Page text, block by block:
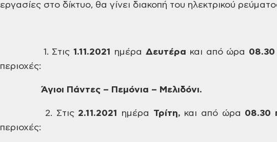
εργασίες στο δίκτυο, θα γίνει διακοπή του ηλεκτρικού
1. Στις1 .11.2021 ημέρα Δευτέρα και από ώρα 08.30
περιοχές:
Άγιοι Πάντες – Πεμόνια – Μελιδόνι.
2. Στις 2.11.2021 ημέρα Τρίτη, και από ώρα 08.30
περιοχές: